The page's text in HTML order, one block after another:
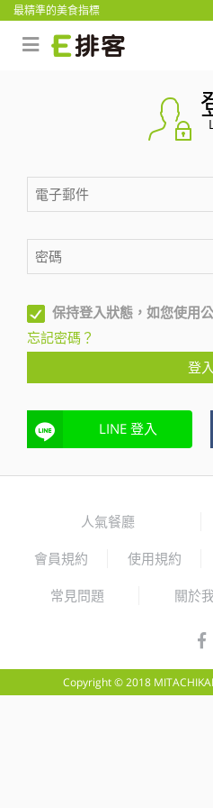
最精準的美食指標
保持登入狀態，如您使用
忘記密碼？
登入
LINE 登入
人氣餐廳
會員規約 使用規約
常見問題 關於
Copyright © 2018